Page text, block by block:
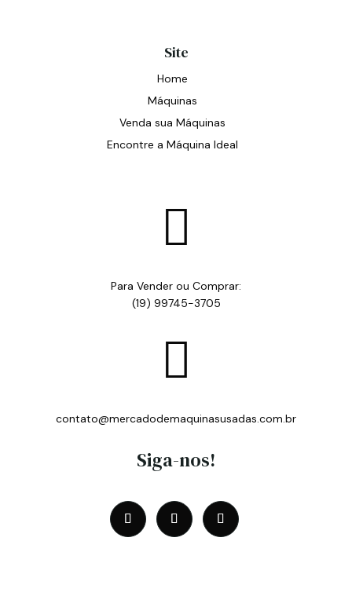
Site
Home
Máquinas
Venda sua Máquinas
Encontre a Máquina Ideal

Para Vender ou Comprar:
(19) 99745-3705

contato@mercadodemaquinasusadas.com.br
Siga-nos!